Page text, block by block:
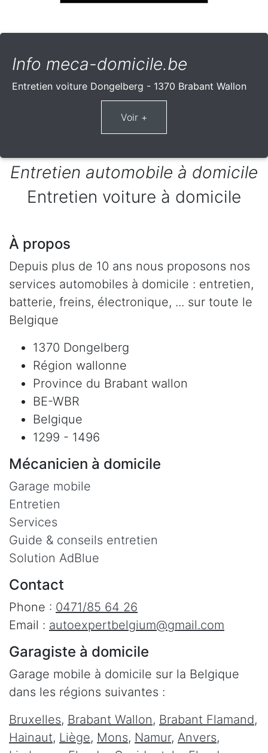
Info meca-domicile.be
Entretien voiture Dongelberg - 1370 Brabant Wallon
Entretien automobile à domicile
Entretien voiture à domicile
À propos
Depuis plus de 10 ans nous proposons nos
services automobiles à domicile : entretien,
batterie, freins, électronique, ... sur toute le
Belgique
1370 Dongelberg
Région wallonne
Province du Brabant wallon
BE-WBR
Belgique
1299 - 1496
Mécanicien à domicile
Garage mobile
Entretien
Services
Guide & conseils entretien
Solution AdBlue
Contact
Phone : 0471/85 64 26
Email : autoexpertbelgium@gmail.com
Garagiste à domicile
Garage mobile à domicile sur la Belgique
dans les régions suivantes :
Bruxelles, Brabant Wallon, Brabant Flamand,
Hainaut, Liège, Mons, Namur, Anvers,